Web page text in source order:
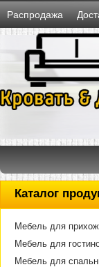
Распродажа
Каталог
Мебель для
Мебель для
Мебель для